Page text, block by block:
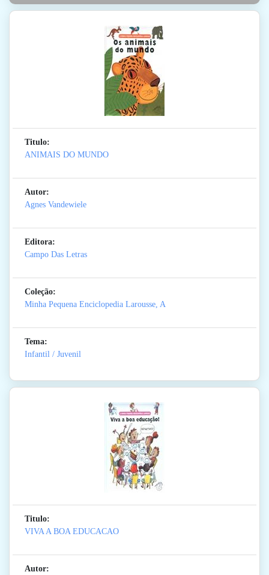
Titulo:
ANIMAIS DO MUNDO
Autor:
Agnes Vandewiele
Editora:
Campo Das Letras
Coleção:
Minha Pequena Enciclopedia Larousse, A
Tema:
Infantil / Juvenil
Titulo:
VIVA A BOA EDUCACAO
Autor: